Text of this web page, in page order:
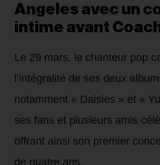
Angeles avec un
intime avant
Le 29 mars, le chanteur pop
l’intégralité de ses deux
notamment « Daisies » et «
ses fans et plusieurs amis
offrant ainsi son premier
de quatre ans.